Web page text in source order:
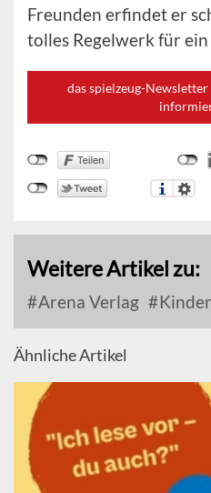
Freunden erfindet er
tolles Regelwerk für ein
das spielzeug-
Weitere Artikel zu:
Arena Verlag
Ähnliche Artikel